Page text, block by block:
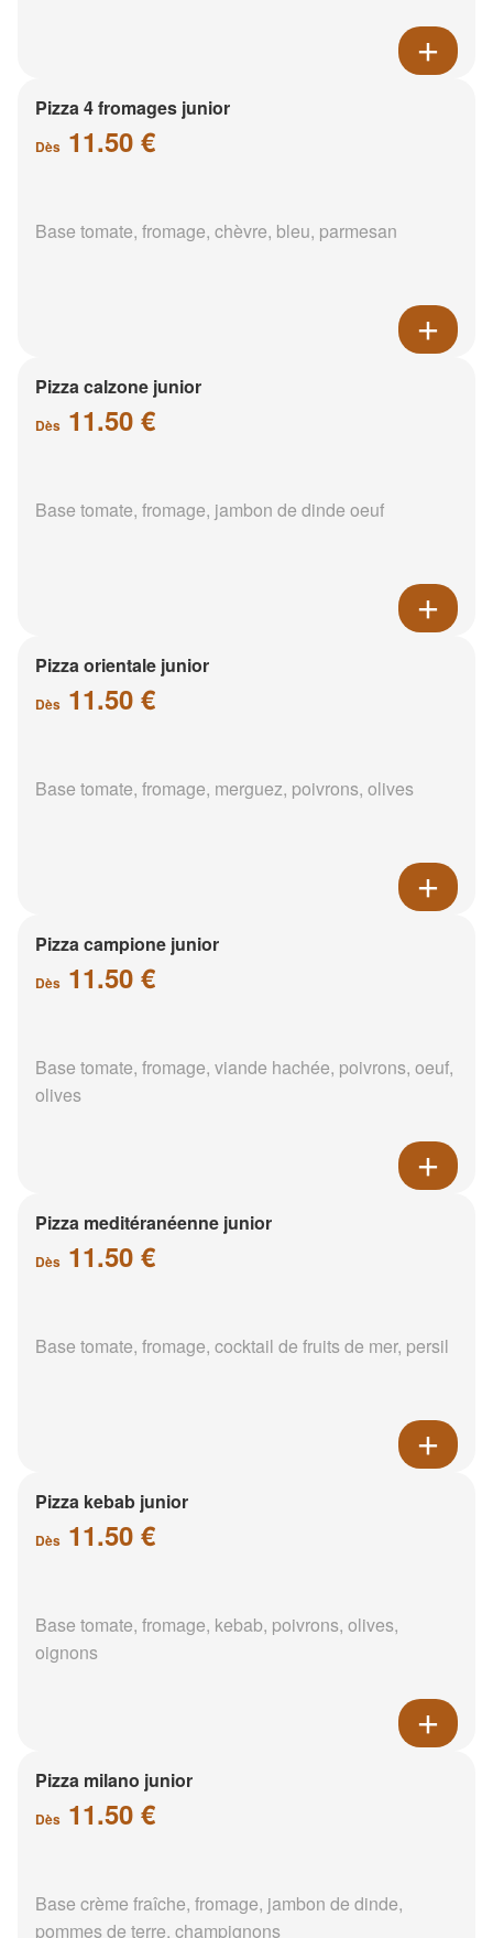
Pizza 4 fromages junior
Dès 11.50 €
Base tomate, fromage, chèvre, bleu, parmesan
Pizza calzone junior
Dès 11.50 €
Base tomate, fromage, jambon de dinde oeuf
Pizza orientale junior
Dès 11.50 €
Base tomate, fromage, merguez, poivrons, olives
Pizza campione junior
Dès 11.50 €
Base tomate, fromage, viande hachée, poivrons, oeuf,
olives
Pizza meditéranéenne junior
Dès 11.50 €
Base tomate, fromage, cocktail de fruits de mer, persil
Pizza kebab junior
Dès 11.50 €
Base tomate, fromage, kebab, poivrons, olives,
oignons
Pizza milano junior
Dès 11.50 €
Base crème fraîche, fromage, jambon de dinde,
pommes de terre, champignons